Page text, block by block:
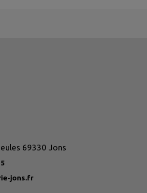
69330 Jons
jons.fr